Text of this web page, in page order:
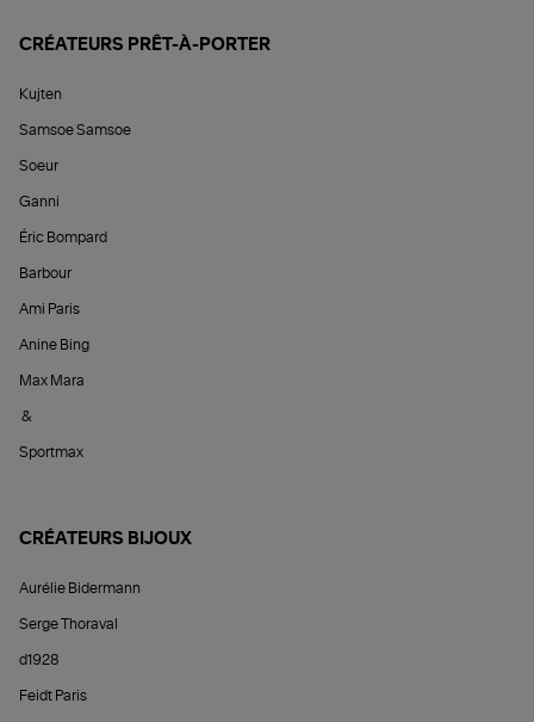
CRÉATEURS PRÊT-À-PORTER
Kujten
Samsoe Samsoe
Soeur
Ganni
Éric Bompard
Barbour
Ami Paris
Anine Bing
Max Mara
&
Sportmax
CRÉATEURS BIJOUX
Aurélie Bidermann
Serge Thoraval
d1928
Feidt Paris